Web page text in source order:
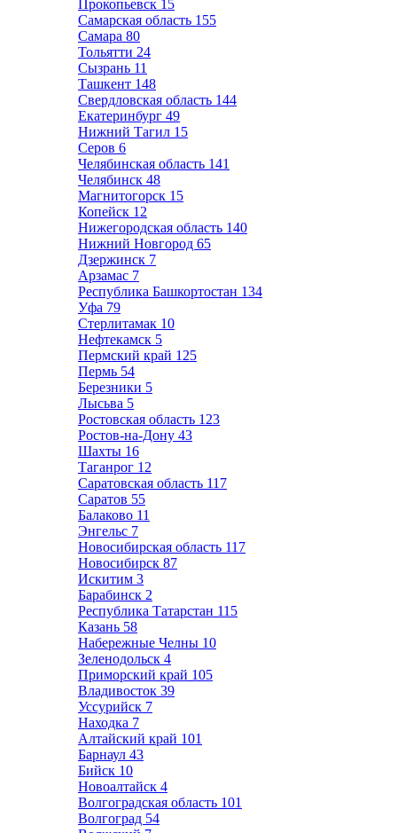
Прокопьевск 15
Самарская область 155
Самара 80
Тольятти 24
Сызрань 11
Ташкент 148
Свердловская область 144
Екатеринбург 49
Нижний Тагил 15
Серов 6
Челябинская область 141
Челябинск 48
Магнитогорск 15
Копейск 12
Нижегородская область 140
Нижний Новгород 65
Дзержинск 7
Арзамас 7
Республика Башкортостан 134
Уфа 79
Стерлитамак 10
Нефтекамск 5
Пермский край 125
Пермь 54
Березники 5
Лысьва 5
Ростовская область 123
Ростов-на-Дону 43
Шахты 16
Таганрог 12
Саратовская область 117
Саратов 55
Балаково 11
Энгельс 7
Новосибирская область 117
Новосибирск 87
Искитим 3
Барабинск 2
Республика Татарстан 115
Казань 58
Набережные Челны 10
Зеленодольск 4
Приморский край 105
Владивосток 39
Уссурийск 7
Находка 7
Алтайский край 101
Барнаул 43
Бийск 10
Новоалтайск 4
Волгоградская область 101
Волгоград 54